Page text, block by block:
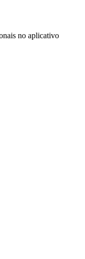
no aplicativo